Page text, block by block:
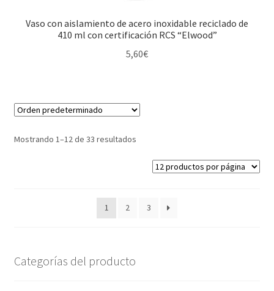
Vaso con aislamiento de acero inoxidable reciclado de
410 ml con certificación RCS “Elwood”
5,60€
Mostrando 1–12 de 33 resultados
1 2 3
Categorías del producto